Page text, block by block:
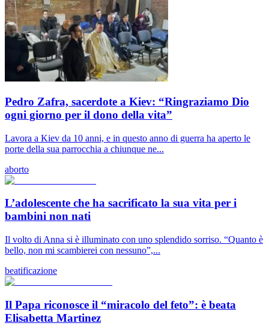
Pedro Zafra, sacerdote a Kiev: “Ringraziamo Dio
ogni giorno per il dono della vita”
Lavora a Kiev da 10 anni, e in questo anno di guerra ha aperto le
porte della sua parrocchia a chiunque ne...
aborto
L’adolescente che ha sacrificato la sua vita per i
bambini non nati
Il volto di Anna si è illuminato con uno splendido sorriso. “Quanto è
bello, non mi scambierei con nessuno”,...
beatificazione
Il Papa riconosce il “miracolo del feto”: è beata
Elisabetta Martinez